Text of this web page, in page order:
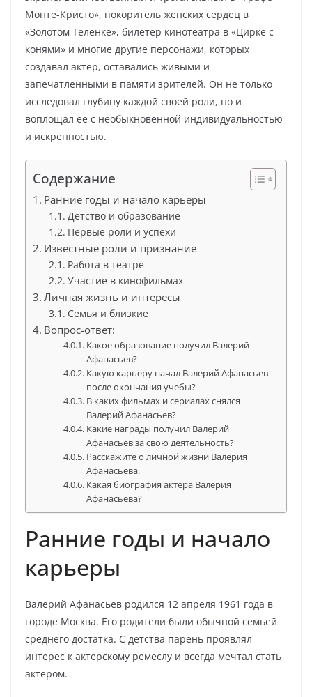
Монте-Кристо», покоритель женских сердец в
«Золотом Теленке», билетер кинотеатра в «Цирке с
конями» и многие другие персонажи, которых
создавал актер, оставались живыми и
запечатленными в памяти зрителей. Он не только
исследовал глубину каждой своей роли, но и
воплощал ее с необыкновенной индивидуальностью
и искренностью.
Содержание
Ранние годы и начало карьеры
Детство и образование
Первые роли и успехи
Известные роли и признание
Работа в театре
Участие в кинофильмах
Личная жизнь и интересы
Семья и близкие
Вопрос-ответ:
Какое образование получил Валерий
Афанасьев?
Какую карьеру начал Валерий Афанасьев
после окончания учебы?
В каких фильмах и сериалах снялся
Валерий Афанасьев?
Какие награды получил Валерий
Афанасьев за свою деятельность?
Расскажите о личной жизни Валерия
Афанасьева.
Какая биография актера Валерия
Афанасьева?
Ранние годы и начало
карьеры
Валерий Афанасьев родился 12 апреля 1961 года в
городе Москва. Его родители были обычной семьей
среднего достатка. С детства парень проявлял
интерес к актерскому ремеслу и всегда мечтал стать
актером.